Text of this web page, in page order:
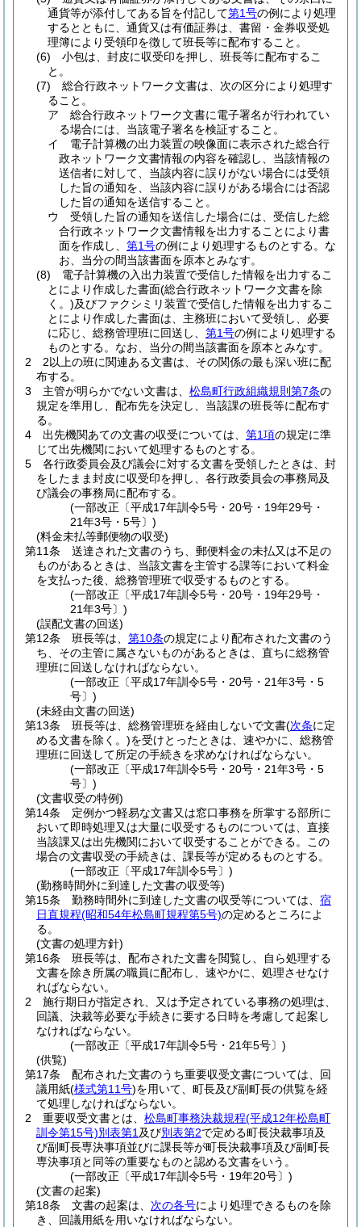
通貨等が添付してある旨を付記して第1号の例により処理
するとともに、通貨又は有価証券は、書留・金券収受処
理簿により受領印を徴して班長等に配布すること。
(6)
小包は、封皮に収受印を押し、班長等に配布するこ
と。
(7)
総合行政ネットワーク文書は、次の区分により処理す
ること。
ア
総合行政ネットワーク文書に電子署名が行われてい
る場合には、当該電子署名を検証すること。
イ
電子計算機の出力装置の映像面に表示された総合行
政ネットワーク文書情報の内容を確認し、当該情報の
送信者に対して、当該内容に誤りがない場合には受領
した旨の通知を、当該内容に誤りがある場合には否認
した旨の通知を送信すること。
ウ
受領した旨の通知を送信した場合には、受信した総
合行政ネットワーク文書情報を出力することにより書
面を作成し、 第1号の例により処理するものとする。 な
お、当分の間当該書面を原本とみなす。
(8)
電子計算機の入出力装置で受信した情報を出力するこ
とにより作成した書面(総合行政ネットワーク文書を除
く。)及びファクシミリ装置で受信した情報を出力するこ
とにより作成した書面は、主務班において受領し、必要
に応じ、総務管理班に回送し、 第1号の例により処理する
ものとする。 なお、当分の間当該書面を原本とみなす。
2
2以上の班に関連ある文書は、その関係の最も深い班に配
布する。
3
主管が明らかでない文書は、 松島町行政組織規則第7条の
規定を準用し、配布先を決定し、当該課の班長等に配布す
る。
4
出先機関あての文書の収受については、 第1項の規定に準
じて出先機関において処理するものとする。
5
各行政委員会及び議会に対する文書を受領したときは、封
をしたまま封皮に収受印を押し、各行政委員会の事務局及
び議会の事務局に配布する。
(一部改正〔平成17年訓令5号・20号・19年29号・
21年3号・5号〕)
(料金未払等郵便物の収受)
第11条
送達された文書のうち、郵便料金の未払又は不足の
ものがあるときは、当該文書を主管する課等において料金
を支払った後、総務管理班で収受するものとする。
(一部改正〔平成17年訓令5号・20号・19年29号・
21年3号〕)
(誤配文書の回送)
第12条
班長等は、 第10条の規定により配布された文書のう
ち、その主管に属さないものがあるときは、直ちに総務管
理班に回送しなければならない。
(一部改正〔平成17年訓令5号・20号・21年3号・5
号〕)
(未経由文書の回送)
第13条
班長等は、総務管理班を経由しないで文書(次条に定
める文書を除く。)を受けとったときは、速やかに、総務管
理班に回送して所定の手続きを求めなければならない。
(一部改正〔平成17年訓令5号・20号・21年3号・5
号〕)
(文書収受の特例)
第14条
定例かつ軽易な文書又は窓口事務を所掌する部所に
おいて即時処理又は大量に収受するものについては、直接
当該課又は出先機関において収受することができる。
この
場合の文書収受の手続きは、課長等が定めるものとする。
(一部改正〔平成17年訓令5号〕)
(勤務時間外に到達した文書の収受等)
第15条
勤務時間外に到達した文書の収受等については、 宿
日直規程(昭和54年松島町規程第5号)の定めるところによ
る。
(文書の処理方針)
第16条
班長等は、配布された文書を閲覧し、自ら処理する
文書を除き所属の職員に配布し、速やかに、処理させなけ
ればならない。
2
施行期日が指定され、又は予定されている事務の処理は、
回議、決裁等必要な手続きに要する日時を考慮して起案し
なければならない。
(一部改正〔平成17年訓令5号・21年5号〕)
(供覧)
第17条
配布された文書のうち重要収受文書については、回
議用紙(様式第11号)を用いて、町長及び副町長の供覧を経
て処理しなければならない。
2
重要収受文書とは、 松島町事務決裁規程(平成12年松島町
訓令第15号)別表第1 及び別表第2で定める町長決裁事項及
び副町長専決事項並びに課長等が町長決裁事項及び副町長
専決事項と同等の重要なものと認める文書をいう。
(一部改正〔平成17年訓令5号・19年20号〕)
(文書の起案)
第18条
文書の起案は、 次の各号により処理できるものを除
き、回議用紙を用いなければならない。